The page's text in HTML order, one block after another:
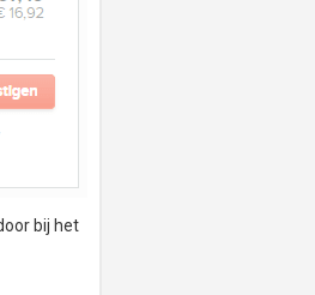
bij het